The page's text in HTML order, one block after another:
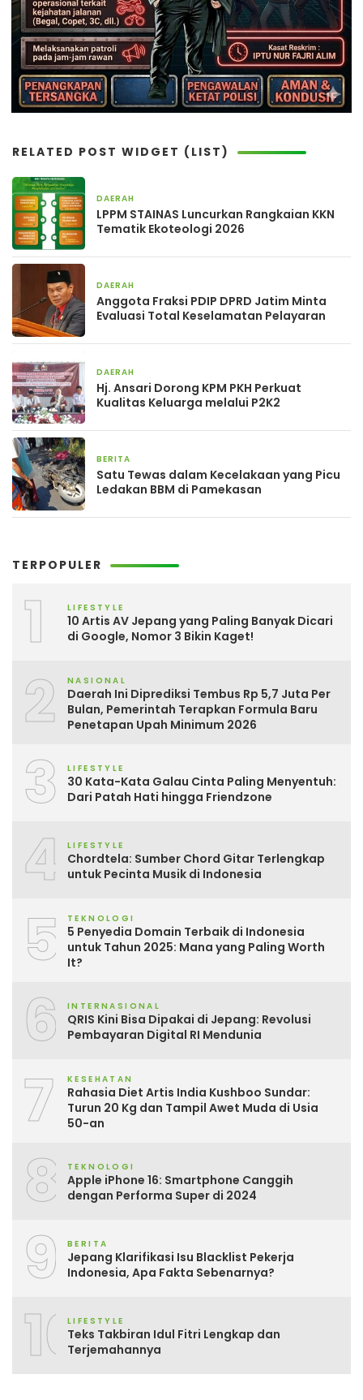
RELATED POST WIDGET (LIST)
DAERAH
LPPM STAINAS Luncurkan Rangkaian KKN
Tematik Ekoteologi 2026
DAERAH
Anggota Fraksi PDIP DPRD Jatim Minta
Evaluasi Total Keselamatan Pelayaran
DAERAH
Hj. Ansari Dorong KPM PKH Perkuat
Kualitas Keluarga melalui P2K2
BERITA
Satu Tewas dalam Kecelakaan yang Picu
Ledakan BBM di Pamekasan
TERPOPULER
1 LIFESTYLE
10 Artis AV Jepang yang Paling Banyak Dicari
di Google, Nomor 3 Bikin Kaget!
2 NASIONAL
Daerah Ini Diprediksi Tembus Rp 5,7 Juta Per
Bulan, Pemerintah Terapkan Formula Baru
Penetapan Upah Minimum 2026
3 LIFESTYLE
30 Kata-Kata Galau Cinta Paling Menyentuh:
Dari Patah Hati hingga Friendzone
4 LIFESTYLE
Chordtela: Sumber Chord Gitar Terlengkap
untuk Pecinta Musik di Indonesia
5 TEKNOLOGI
5 Penyedia Domain Terbaik di Indonesia
untuk Tahun 2025: Mana yang Paling Worth
It?
6 INTERNASIONAL
QRIS Kini Bisa Dipakai di Jepang: Revolusi
Pembayaran Digital RI Mendunia
7 KESEHATAN
Rahasia Diet Artis India Kushboo Sundar:
Turun 20 Kg dan Tampil Awet Muda di Usia
50-an
8 TEKNOLOGI
Apple iPhone 16: Smartphone Canggih
dengan Performa Super di 2024
9 BERITA
Jepang Klarifikasi Isu Blacklist Pekerja
Indonesia, Apa Fakta Sebenarnya?
10LIFESTYLE
Teks Takbiran Idul Fitri Lengkap dan
Terjemahannya